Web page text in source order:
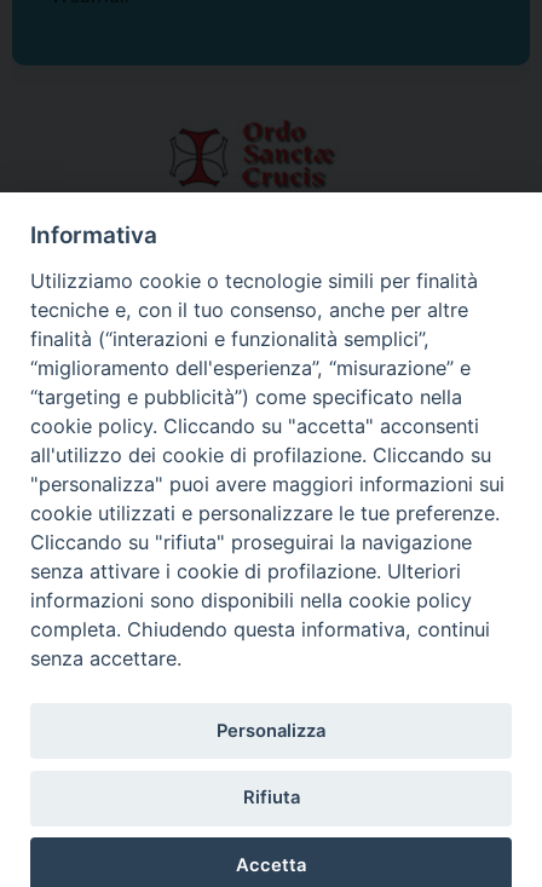
Informativa
Utilizziamo cookie o tecnologie simili per finalità
tecniche e, con il tuo consenso, anche per altre
finalità (“interazioni e funzionalità semplici”,
“miglioramento dell'esperienza”, “misurazione” e
“targeting e pubblicità”) come specificato nella
cookie policy. Cliccando su "accetta" acconsenti
all'utilizzo dei cookie di profilazione. Cliccando su
"personalizza" puoi avere maggiori informazioni sui
cookie utilizzati e personalizzare le tue preferenze.
Cliccando su "rifiuta" proseguirai la navigazione
senza attivare i cookie di profilazione. Ulteriori
informazioni sono disponibili nella cookie policy
completa. Chiudendo questa informativa, continui
senza accettare.
Personalizza
Rifiuta
Accetta